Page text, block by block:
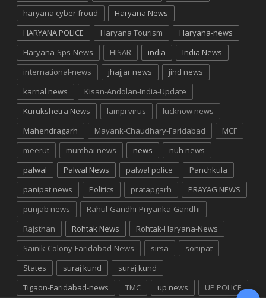
haryana cyber froud
Haryana News
HARYANA POLICE
Haryana Tourism
Haryana-news
Haryana-Sps-News
HISAR india
India News
international-news
jhajjar news
jind news
karnal news
Kisan-Andolan-India-Update
Kurukshetra News
lampi virus
lucknow news
Mahendragarh
Mayank-Chaudhary-Faridabad
MCF
meerut
mumbai news news
nuh news
palwal
Palwal News palwal police
Panchkula
panipat news
Politics pratapgarh
PRAYAG NEWS
punjab news
Rahul-Gandhi-Priyanka-Gandhi
Rajsthan
Rohtak News
Rohtak-Haryana-News
Sainik-Colony-Faridabad-News
sirsa
sonipat
States
suraj kund
suraj kund
Tigaon-Faridabad-news
TMC up news UP POLICE